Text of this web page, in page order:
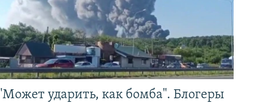
ударить, как бомба". Блогеры